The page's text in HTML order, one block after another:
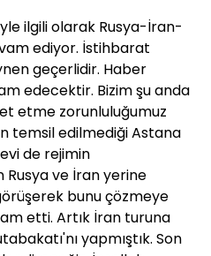
ilgili olarak Rusya-İran-
ediyor. İstihbarat
geçerlidir. Haber
edecektir. Bizim şu anda
etme zorunluluğumuz
temsil edilmediği Astana
de rejimin
ve İran yerine
bunu çözmeye
etti. Artık İran turuna
yapmıştık. Son